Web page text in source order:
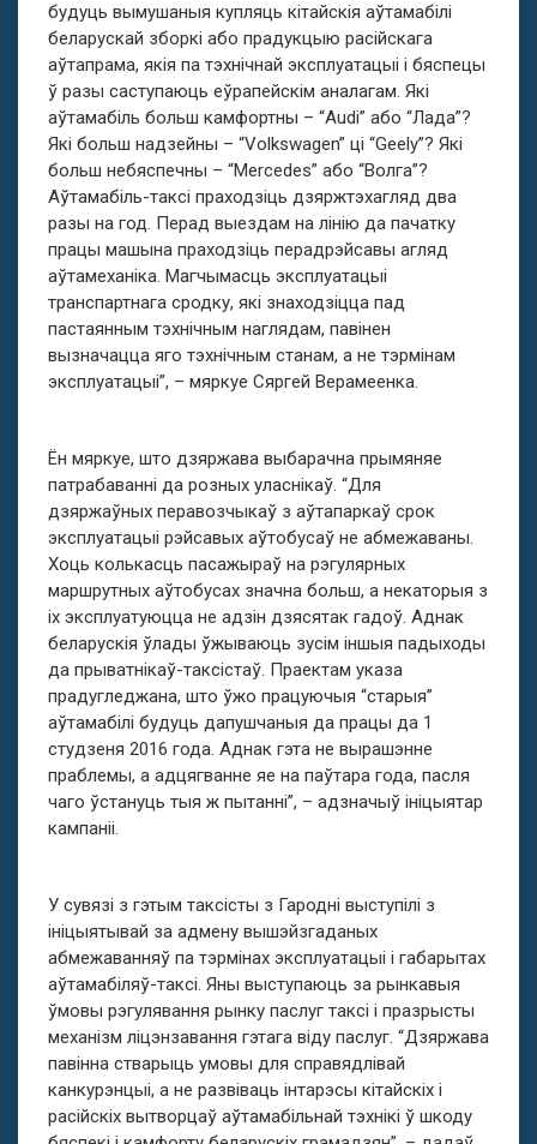
будуць вымушаныя купляць кітайскія аўтамабілі
беларускай зборкі або прадукцыю расійскага
аўтапрама, якія па тэхнічнай эксплуатацыі і бяспецы
ў разы саступаюць еўрапейскім аналагам. Які
аўтамабіль больш камфортны – “Audi” або “Лада”?
Які больш надзейны – “Volkswagen” ці “Geely”? Які
больш небяспечны – “Mercedes” або “Волга”?
Аўтамабіль-таксі праходзіць дзяржтэхагляд два
разы на год. Перад выездам на лінію да пачатку
працы машына праходзіць перадрэйсавы агляд
аўтамеханіка. Магчымасць эксплуатацыі
транспартнага сродку, які знаходзіцца пад
пастаянным тэхнічным наглядам, павінен
вызначацца яго тэхнічным станам, а не тэрмінам
эксплуатацыі”, – мяркуе Сяргей Верамеенка.
Ён мяркуе, што дзяржава выбарачна прымяняе
патрабаванні да розных уласнікаў. “Для
дзяржаўных перавозчыкаў з аўтапаркаў cрок
эксплуатацыі рэйсавых аўтобусаў не абмежаваны.
Хоць колькасць пасажыраў на рэгулярных
маршрутных аўтобусах значна больш, а некаторыя з
іх эксплуатуюцца не адзін дзясятак гадоў. Аднак
беларускія ўлады ўжываюць зусім іншыя падыходы
да прыватнікаў-таксістаў. Праектам указа
прадугледжана, што ўжо працуючыя “старыя”
аўтамабілі будуць дапушчаныя да працы да 1
студзеня 2016 года. Аднак гэта не вырашэнне
праблемы, а адцягванне яе на паўтара года, пасля
чаго ўстануць тыя ж пытанні”, – адзначыў ініцыятар
кампаніі.
У сувязі з гэтым таксісты з Гародні выступілі з
ініцыятывай за адмену вышэйзгаданых
абмежаванняў па тэрмінах эксплуатацыі і габарытах
аўтамабіляў-таксі. Яны выступаюць за рынкавыя
ўмовы рэгулявання рынку паслуг таксі і празрысты
механізм ліцэнзавання гэтага віду паслуг. “Дзяржава
павінна стварыць умовы для справядлівай
канкурэнцыі, а не развіваць інтарэсы кітайскіх і
расійскіх вытворцаў аўтамабільнай тэхнікі ў шкоду